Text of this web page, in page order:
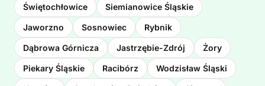
Świętochłowice Siemianowice Śląskie
Jaworzno Sosnowiec Rybnik
Dąbrowa Górnicza Jastrzębie-Zdrój Żory
Piekary Śląskie Racibórz Wodzisław Śląski